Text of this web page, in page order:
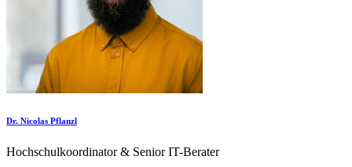
Dr. Nicolas Pflanzl
Hochschulkoordinator & Senior IT-Berater